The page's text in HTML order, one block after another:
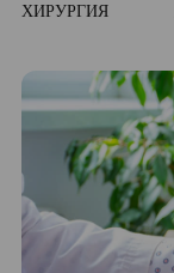
ХИРУРГИЯ